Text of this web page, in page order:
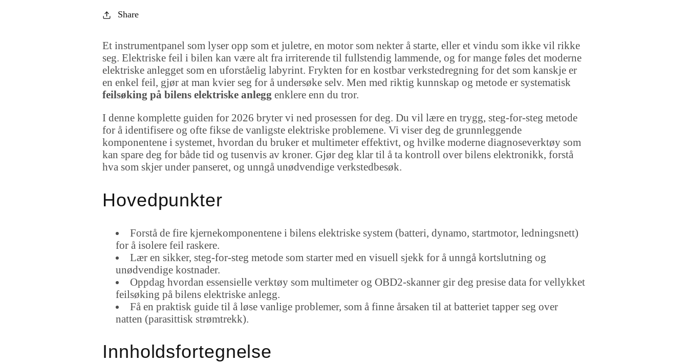
Share
Et instrumentpanel som lyser opp som et juletre, en motor som nekter å starte, eller et vindu som ikke vil rikke
seg. Elektriske feil i bilen kan være alt fra irriterende til fullstendig lammende, og for mange føles det moderne
elektriske anlegget som en uforståelig labyrint. Frykten for en kostbar verkstedregning for det som kanskje er
en enkel feil, gjør at man kvier seg for å undersøke selv. Men med riktig kunnskap og metode er systematisk
feilsøking på bilens elektriske anlegg enklere enn du tror.
I denne komplette guiden for 2026 bryter vi ned prosessen for deg. Du vil lære en trygg, steg-for-steg metode
for å identifisere og ofte fikse de vanligste elektriske problemene. Vi viser deg de grunnleggende
komponentene i systemet, hvordan du bruker et multimeter effektivt, og hvilke moderne diagnoseverktøy som
kan spare deg for både tid og tusenvis av kroner. Gjør deg klar til å ta kontroll over bilens elektronikk, forstå
hva som skjer under panseret, og unngå unødvendige verkstedbesøk.
Hovedpunkter
Forstå de fire kjernekomponentene i bilens elektriske system (batteri, dynamo, startmotor, ledningsnett)
for å isolere feil raskere.
Lær en sikker, steg-for-steg metode som starter med en visuell sjekk for å unngå kortslutning og
unødvendige kostnader.
Oppdag hvordan essensielle verktøy som multimeter og OBD2-skanner gir deg presise data for vellykket
feilsøking på bilens elektriske anlegg.
Få en praktisk guide til å løse vanlige problemer, som å finne årsaken til at batteriet tapper seg over
natten (parasittisk strømtrekk).
Innholdsfortegnelse